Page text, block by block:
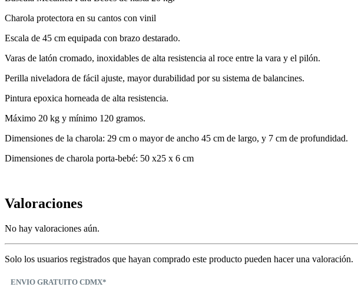
Charola protectora en su cantos con vinil
Escala de 45 cm equipada con brazo destarado.
Varas de latón cromado, inoxidables de alta resistencia al roce entre la vara y el pilón.
Perilla niveladora de fácil ajuste, mayor durabilidad por su sistema de balancines.
Pintura epoxica horneada de alta resistencia.
Máximo 20 kg y mínimo 120 gramos.
Dimensiones de la charola: 29 cm o mayor de ancho 45 cm de largo, y 7 cm de profundidad.
Dimensiones de charola porta-bebé: 50 x25 x 6 cm
Valoraciones
No hay valoraciones aún.
Solo los usuarios registrados que hayan comprado este producto pueden hacer una valoración.
ENVIO GRATUITO CDMX*